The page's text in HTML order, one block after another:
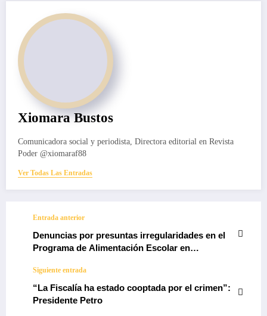
Xiomara Bustos
Comunicadora social y periodista, Directora editorial en Revista
Poder @xiomaraf88
Ver Todas Las Entradas
Entrada anterior
Denuncias por presuntas irregularidades en el
Programa de Alimentación Escolar en
Siguiente entrada
“La Fiscalía ha estado cooptada por el crimen”:
Presidente Petro